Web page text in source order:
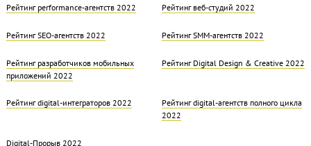
Рейтинг performance-агентств 2022 Рейтинг веб-студий 2022
Рейтинг SEO-агентств 2022 Рейтинг SMM-агентств 2022
Рейтинг разработчиков мобильных
приложений 2022
Рейтинг Digital Design & Creative 2022
Рейтинг digital-интеграторов 2022
Рейтинг digital-агентств полного цикла
2022
Digital-Прорыв 2022